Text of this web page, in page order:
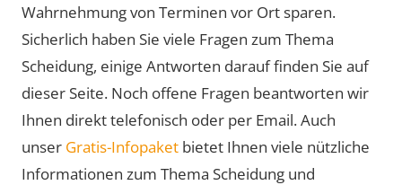
Wahrnehmung von Terminen vor Ort sparen.
Sicherlich haben Sie viele Fragen zum Thema
Scheidung, einige Antworten darauf finden Sie auf
dieser Seite. Noch offene Fragen beantworten wir
Ihnen direkt telefonisch oder per Email. Auch
unser Gratis-Infopaket bietet Ihnen viele nützliche
Informationen zum Thema Scheidung und